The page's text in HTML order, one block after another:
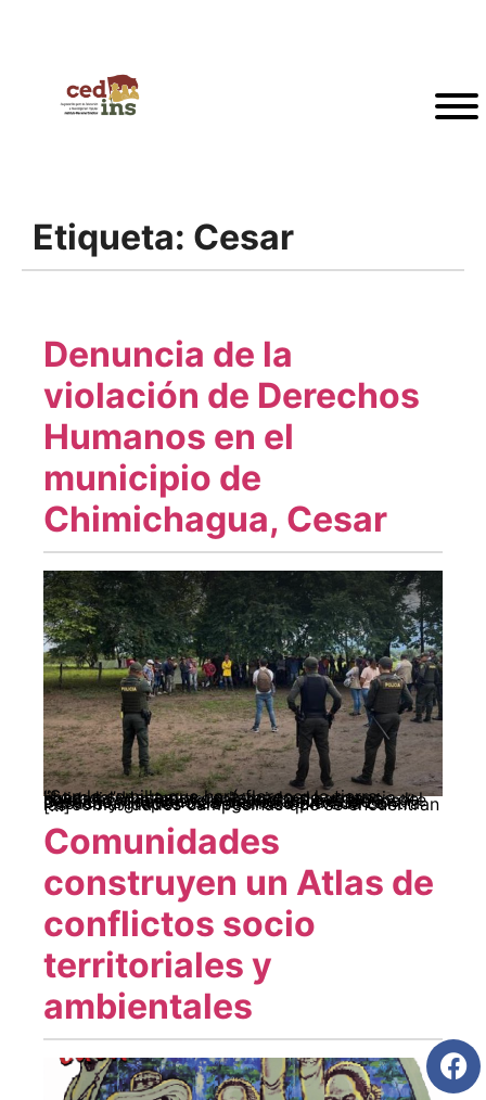
Etiqueta: Cesar
Denuncia de la
violación de Derechos
Humanos en el
municipio de
Chimichagua, Cesar
“Son la semilla que hará florecer la tierra liberada” Hacemos un llamado de urgencia y solidaridad a las organizaciones hermanas del nivel nacional e internacional ante el inminente desalojo y ocurrencia de violaciones de los Derechos Humanos a manos de la Fuerza Pública y grupos de seguridad privada contra las comunidades campesinas que se encuentran […]
Comunidades
construyen un Atlas de
conflictos socio
territoriales y
ambientales